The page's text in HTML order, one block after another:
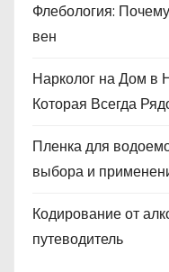
Флебология:
вен
Нарколог на Дом в
Которая Всегда
Пленка для
выбора и
Кодирование от
путеводитель